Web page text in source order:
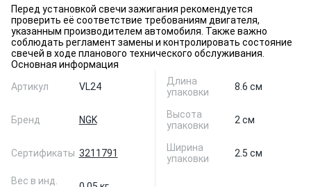
Перед установкой свечи зажигания рекомендуется
проверить её соответствие требованиям двигателя,
указанным производителем автомобиля. Также важно
соблюдать регламент замены и контролировать состояние
свечей в ходе планового технического обслуживания.
Основная информация
Артикул
VL24
Бренд NGK
Сертификаты 3211791
Вес в инд.
Длина
упаковки
8.6 см
Высота
упаковки
2 см
Ширина
упаковки
2.5 см